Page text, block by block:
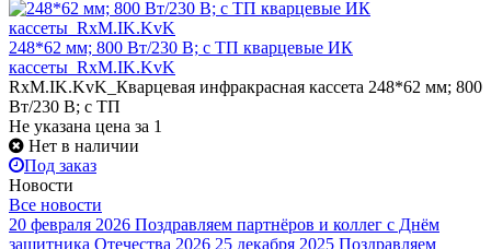
248*62 мм; 800 Вт/230 В; с ТП кварцевые ИК
кассеты_RxM.IK.KvK
RxM.IK.KvK_Кварцевая инфракрасная кассета 248*62 мм; 800
Вт/230 В; с ТП
Не указана цена за 1
Нет в наличии
Под заказ
Новости
Все новости
20 февраля 2026 Поздравляем партнёров и коллег с Днём
защитника Отечества 2026 25 декабря 2025 Поздравляем